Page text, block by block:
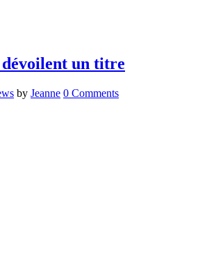
un titre
by Jeanne 0 Comments